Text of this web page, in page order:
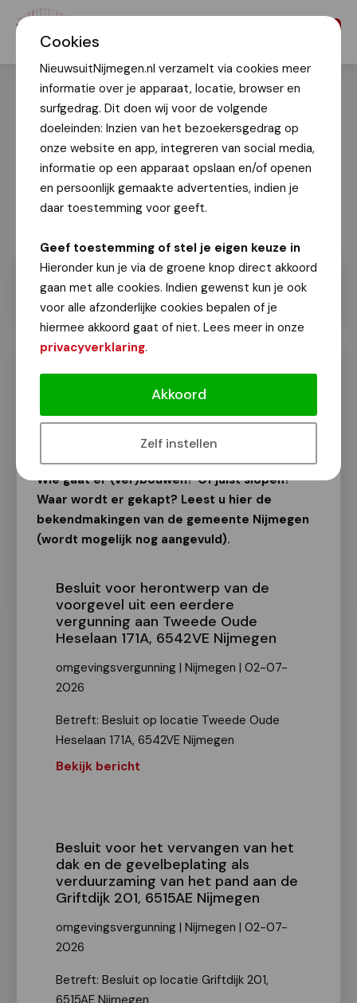
Cookies
NieuwsuitNijmegen.nl verzamelt via cookies meer
informatie over je apparaat, locatie, browser en
surfgedrag. Dit doen wij voor de volgende
doeleinden: Inzien van het bezoekersgedrag op
onze website en app, integreren van social media,
informatie op een apparaat opslaan en/of openen
en persoonlijk gemaakte advertenties, indien je
daar toestemming voor geeft.
Geef toestemming of stel je eigen keuze in
Hieronder kun je via de groene knop direct akkoord
gaan met alle cookies. Indien gewenst kun je ook
voor alle afzonderlijke cookies bepalen of je
hiermee akkoord gaat of niet. Lees meer in onze
privacyverklaring.
Akkoord
Zelf instellen
Bekendmakingen van de gemeente
Van onze redactie
Wie gaat er (ver)bouwen? Of juist slopen?
Waar wordt er gekapt? Leest u hier de
bekendmakingen van de gemeente Nijmegen
(wordt mogelijk nog aangevuld).
Besluit voor herontwerp van de
voorgevel uit een eerdere
vergunning aan Tweede Oude
Heselaan 171A, 6542VE Nijmegen
omgevingsvergunning | Nijmegen | 02-07-
2026
Betreft: Besluit op locatie Tweede Oude
Heselaan 171A, 6542VE Nijmegen
Bekijk bericht
Besluit voor het vervangen van het
dak en de gevelbeplating als
verduurzaming van het pand aan de
Griftdijk 201, 6515AE Nijmegen
omgevingsvergunning | Nijmegen | 02-07-
2026
Betreft: Besluit op locatie Griftdijk 201,
6515AE Nijmegen